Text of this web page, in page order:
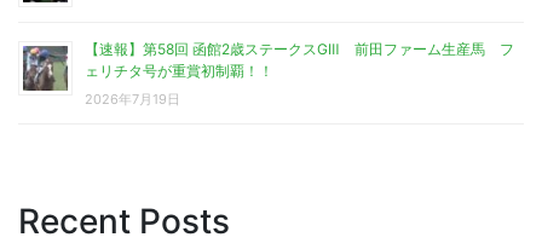
【速報】第58回 函館2歳ステークスGⅢ 前田ファーム生産馬 フ
ェリチタ号が重賞初制覇！！
2026年7月19日
Recent Posts